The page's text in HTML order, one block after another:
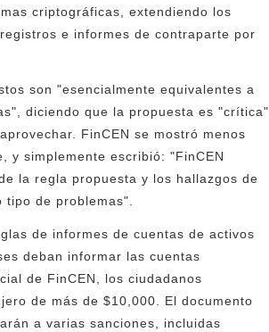
criptográficas, extendiendo los
e informes de contraparte por
son "esencialmente equivalentes a
diciendo que la propuesta es "crítica"
FinCEN se mostró menos
y simplemente escribió: "FinCEN
la regla propuesta y los hallazgos de
de problemas".
de informes de cuentas de activos
deban informar las cuentas
de FinCEN, los ciudadanos
de más de $10,000. El documento
a varias sanciones, incluidas